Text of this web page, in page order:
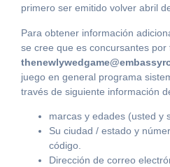
primero ser emitido volver abril
Para obtener información
se cree que es concursantes por
juego en general programa
través de siguiente información
marcas y edades (usted y
Su ciudad / estado y
código.
Dirección de correo